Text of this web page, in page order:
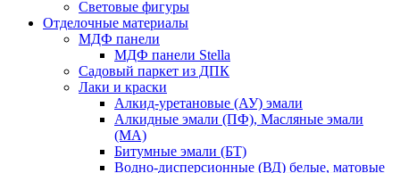
Световые фигуры
Отделочные материалы
МДФ панели
МДФ панели Stella
Садовый паркет из ДПК
Лаки и краски
Алкид-уретановые (АУ) эмали
Алкидные эмали (ПФ), Масляные эмали
(МА)
Битумные эмали (БТ)
Водно-дисперсионные (ВД) белые, матовые